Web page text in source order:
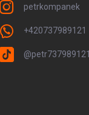
petrkompanek
+420737989121
@petr737989121